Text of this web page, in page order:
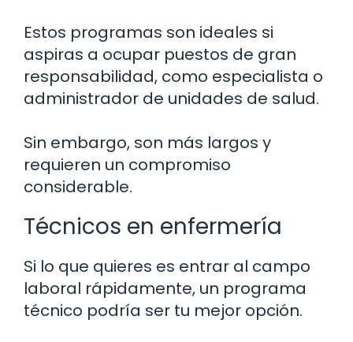
Estos programas son ideales si
aspiras a ocupar puestos de gran
responsabilidad, como especialista o
administrador de unidades de salud.
Sin embargo, son más largos y
requieren un compromiso
considerable.
Técnicos en enfermería
Si lo que quieres es entrar al campo
laboral rápidamente, un programa
técnico podría ser tu mejor opción.